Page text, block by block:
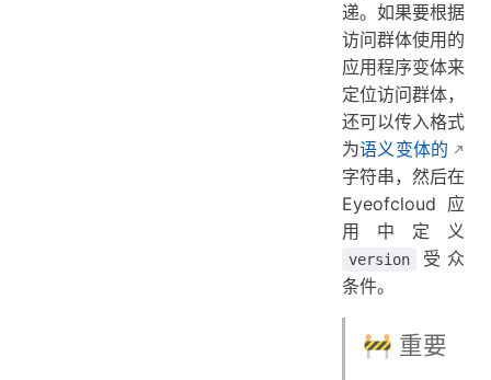
递。如果要根据
访问群体使用的
应用程序变体来
定位访问群体，
还可以传入格式
为语义变体的
字符串，然后在
Eyeofcloud 应
用中定义
version
受众
条件。
🚧 重要